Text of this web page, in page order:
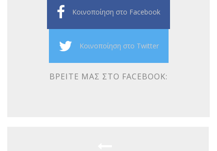
Κοινοποίηση στο Facebook
Κοινοποίηση στο Twitter
ΒΡΕΊΤΕ ΜΑΣ ΣΤΟ FACEBOOK: